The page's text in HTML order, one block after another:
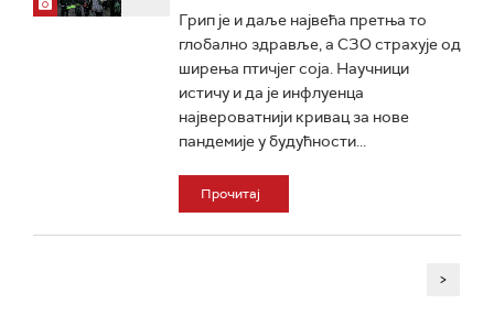
Грип је и даље највећа претња то
глобално здравље, а СЗО страхује од
ширења птичјег соја. Научници
истичу и да је инфлуенца
највероватнији кривац за нове
пандемије у будућности...
Прочитај
>